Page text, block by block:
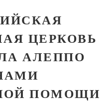
ЦЕРКОВЬ
АЛЕППО
ПОМОЩИ